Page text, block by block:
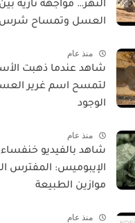
النهر… مواجهة نارية
العسل وتمساح شرس
منذ عام
شاهد عندما ذهبت
لتمسح اسم غرير
الوجود
منذ عام
شاهد بالفيديو خنفساء
الإيبوميس: المفترس
موازين الطبيعة
منذ عام